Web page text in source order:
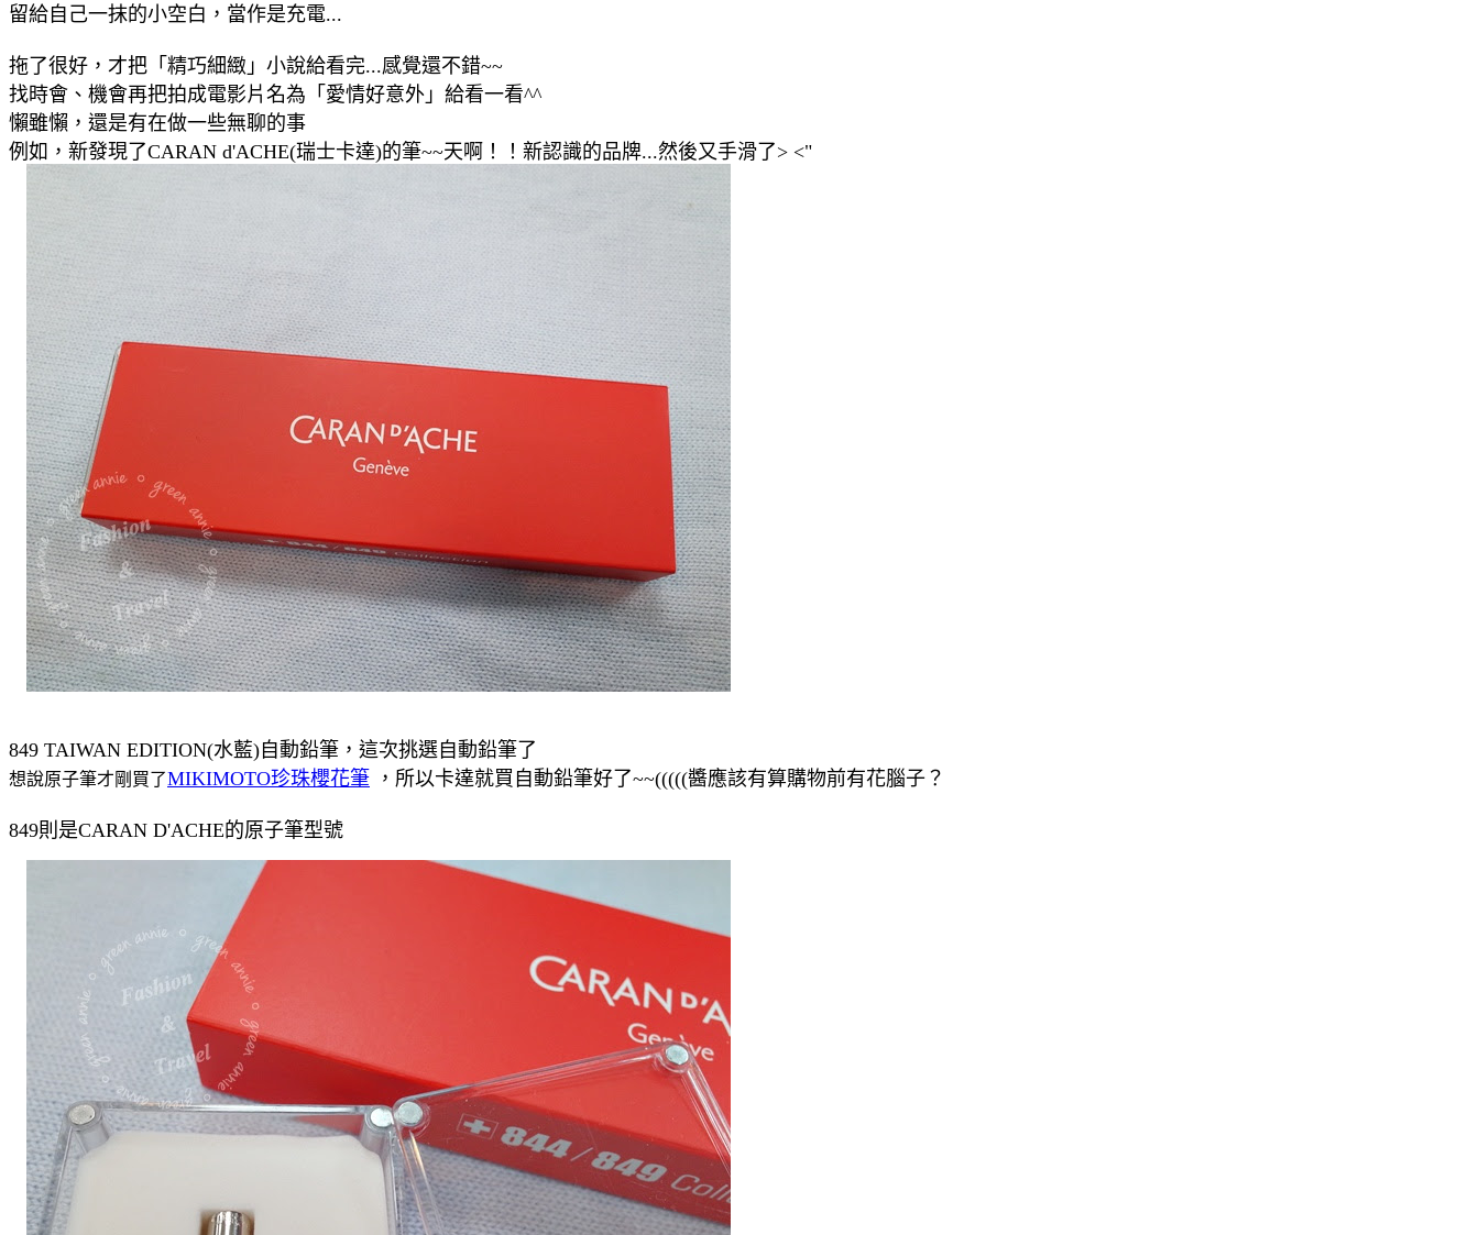
留給自己一抹的小空白，當作是充電...
拖了很好，才把「精巧細緻」小說給看完...感覺還不錯~~
找時會、機會再把拍成電影片名為「愛情好意外」給看一看^^
懶雖懶，還是有在做一些無聊的事
例如，新發現了CARAN d'ACHE(瑞士卡達)的筆~~天啊！！新認識的品牌...然後又手滑了> <"
849 TAIWAN EDITION(水藍)自動鉛筆，這次挑選自動鉛筆了
想說原子筆才剛買了MIKIMOTO珍珠櫻花筆 ，所以卡達就買自動鉛筆好了~~(((((醬應該有算購物前有花腦子？
849則是CARAN D'ACHE的原子筆型號